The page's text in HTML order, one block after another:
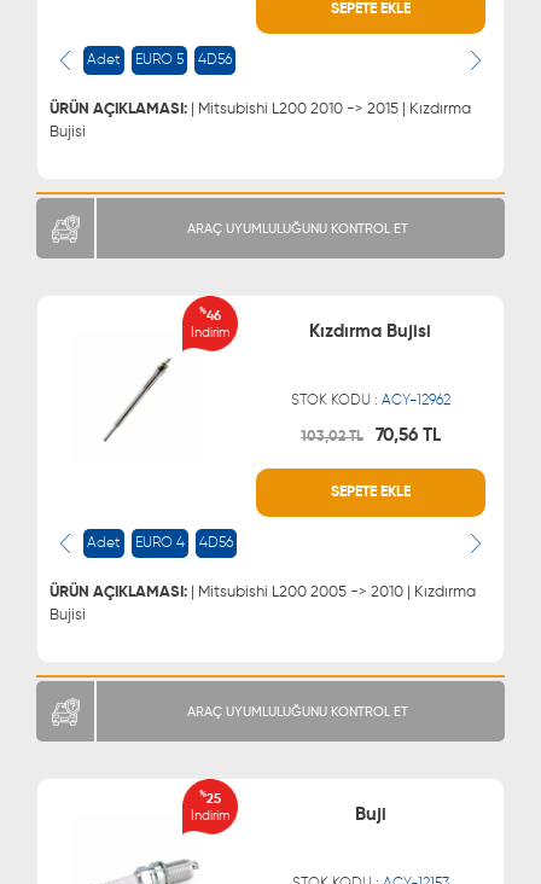
SEPETE EKLE
Adet EURO 5 4D56
ÜRÜN AÇIKLAMASI: | Mitsubishi L200 2010 -> 2015 | Kızdırma
Bujisi
0850 255 9229
ARAÇ UYUMLULUĞUNU KONTROL ET
%46
İndirim
Kızdırma Bujisi
STOK KODU : ACY-12962
103,02 TL 70,56 TL
SEPETE EKLE
Adet EURO 4 4D56
ÜRÜN AÇIKLAMASI: | Mitsubishi L200 2005 -> 2010 | Kızdırma
Bujisi
0850 255 9229
ARAÇ UYUMLULUĞUNU KONTROL ET
%25
İndirim
Buji